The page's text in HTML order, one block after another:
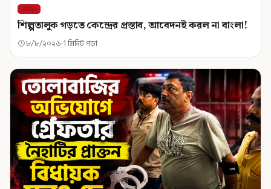
রাজ্য
শিল্পতালুক গড়তে কেন্দ্রের প্রস্তাব, আবেদনই করল না বাংলা!
৮/৮/২০২৬ 1 মিনিট পড়া